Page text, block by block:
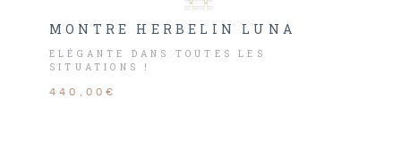
MONTRE HERBELIN LUNA
ELÉGANTE DANS TOUTES LES
SITUATIONS !
440,00€